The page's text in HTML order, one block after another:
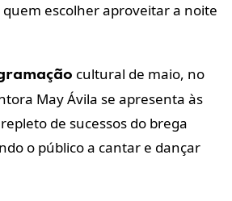
escolher aproveitar a noite
cultural de maio, no
May Ávila se apresenta às
de sucessos do brega
o público a cantar e dançar